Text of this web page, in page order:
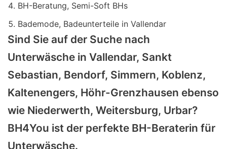
BH-Beratung, Semi-Soft BHs
Bademode, Badeunterteile in Vallendar
Sind Sie auf der Suche nach
Unterwäsche in Vallendar, Sankt
Sebastian, Bendorf, Simmern, Koblenz,
Kaltenengers, Höhr-Grenzhausen ebenso
wie Niederwerth, Weitersburg, Urbar?
BH4You ist der perfekte BH-Beraterin für
Unterwäsche.